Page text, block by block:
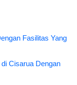
Fasilitas Yang
Cisarua Dengan